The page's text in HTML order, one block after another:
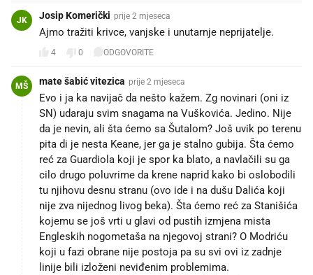
JK Josip Komerički prije 2 mjeseca
Ajmo tražiti krivce, vanjske i unutarnje neprijatelje.
4 0 ODGOVORITE
MŠ mate šabić vitezica prije 2 mjeseca
Evo i ja ka navijač da nešto kažem. Zg novinari (oni iz
SN) udaraju svim snagama na Vuškovića. Jedino. Nije
da je nevin, ali šta ćemo sa Šutalom? Još uvik po terenu
pita di je nesta Keane, jer ga je stalno gubija. Šta ćemo
reć za Guardiola koji je spor ka blato, a navlačili su ga
cilo drugo poluvrime da krene naprid kako bi oslobodili
tu njihovu desnu stranu (ovo ide i na dušu Dalića koji
nije zva nijednog livog beka). Šta ćemo reć za Stanišića
kojemu se još vrti u glavi od pustih izmjena mista
Engleskih nogometaša na njegovoj strani? O Modriću
koji u fazi obrane nije postoja pa su svi ovi iz zadnje
linije bili izloženi neviđenim problemima.